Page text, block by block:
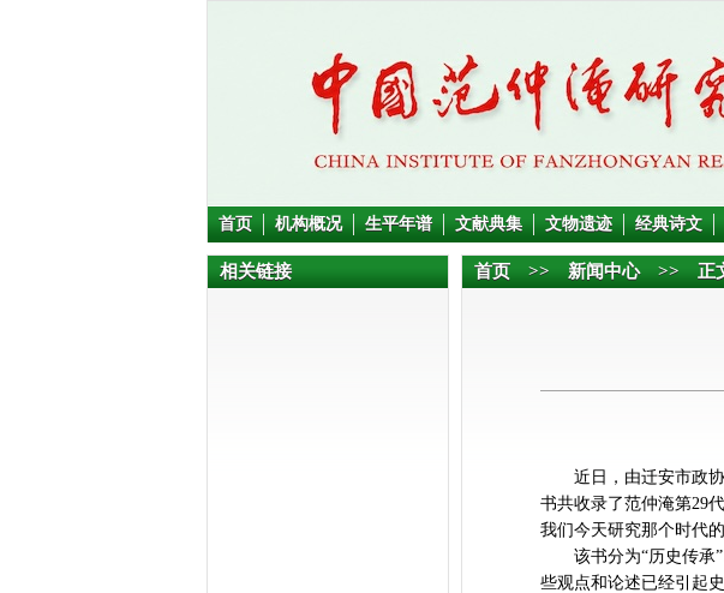
首页 机构概况 生平年谱 文献典集 文物遗迹 经典诗文
相关链接 首页 >> 新闻中心>> 正
近日，由迁安市政
书共收录了范仲淹第29
我们今天研究那个时代
该书分为“历史传承
些观点和论述已经引起